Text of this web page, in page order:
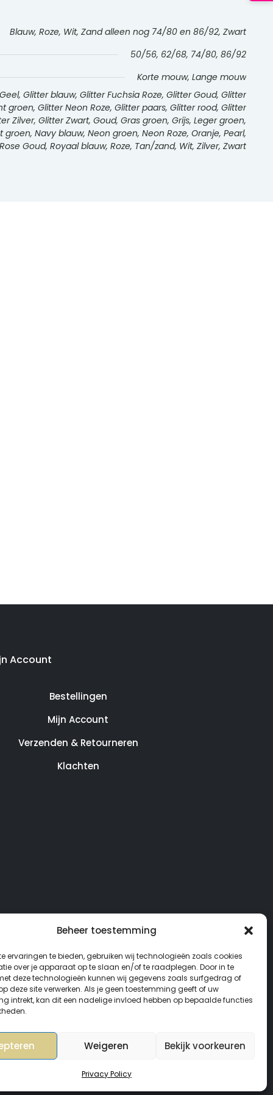
Beheer toestemming
ervaringen te bieden, gebruiken wij technologieën zoals cookies
over je apparaat op te slaan en/of te raadplegen. Door in te
deze technologieën kunnen wij gegevens zoals surfgedrag of
deze site verwerken. Als je geen toestemming geeft of uw
intrekt, kan dit een nadelige invloed hebben op bepaalde functies
Weigeren Bekijk voorkeuren
Privacy Policy
Blauw, Roze, Wit, Zand alleen nog 74/80 en 86/92, Zwart
50/56, 62/68, 74/80, 86/92
Korte mouw, Lange mouw
Glitter blauw, Glitter Fuchsia Roze, Glitter Goud, Glitter
Glitter Neon Roze, Glitter paars, Glitter rood, Glitter
Zilver, Glitter Zwart, Goud, Gras groen, Grijs, Leger groen,
Navy blauw, Neon groen, Neon Roze, Oranje, Pearl,
Goud, Royaal blauw, Roze, Tan/zand, Wit, Zilver, Zwart
Account
Bestellingen
Mijn Account
Verzenden & Retourneren
Klachten